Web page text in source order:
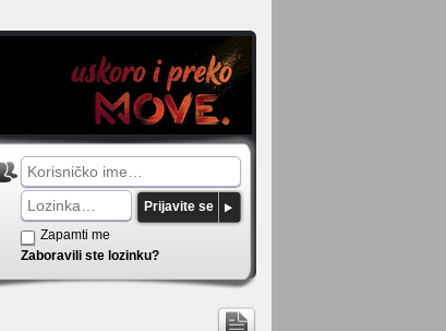
Prijavite se
Zapamti me
Zaboravili ste lozinku?